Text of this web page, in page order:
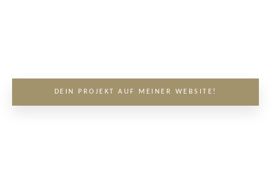
DEIN PROJEKT AUF MEINER WEBSITE!